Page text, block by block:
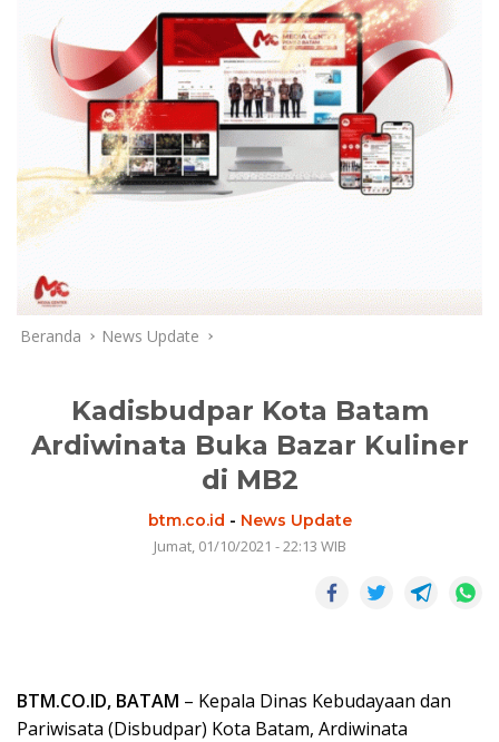
Beranda News Update
Kadisbudpar Kota Batam
Ardiwinata Buka Bazar Kuliner
di MB2
btm.co.id - News Update
Jumat, 01/10/2021 - 22:13 WIB
BTM.CO.ID, BATAM – Kepala Dinas Kebudayaan dan
Pariwisata (Disbudpar) Kota Batam, Ardiwinata